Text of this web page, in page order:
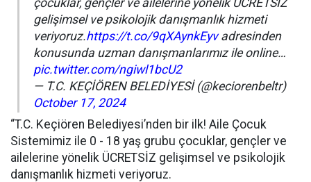
çocuklar, gençler ve ailelerine yönelik ÜCRETSİZ
gelişimsel ve psikolojik danışmanlık hizmeti
veriyoruz.https://t.co/9qXAynkEyvadresinden
konusunda uzman danışmanlarımız ile online…
pic.twitter.com/ngiwl1bcU2
— T.C. KEÇİÖREN BELEDİYESİ (@keciorenbeltr)
October 17, 2024
“T.C. Keçiören Belediyesi’nden bir ilk! Aile Çocuk
Sistemimiz ile 0 - 18 yaş grubu çocuklar, gençler ve
ailelerine yönelik ÜCRETSİZ gelişimsel ve psikolojik
danışmanlık hizmeti veriyoruz.